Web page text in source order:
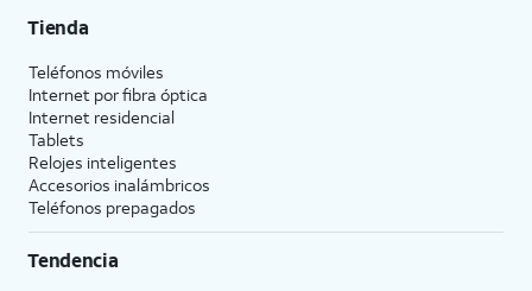
Tienda
Teléfonos móviles
Internet por fibra óptica
Internet residencial
Tablets
Relojes inteligentes
Accesorios inalámbricos
Teléfonos prepagados
Tendencia